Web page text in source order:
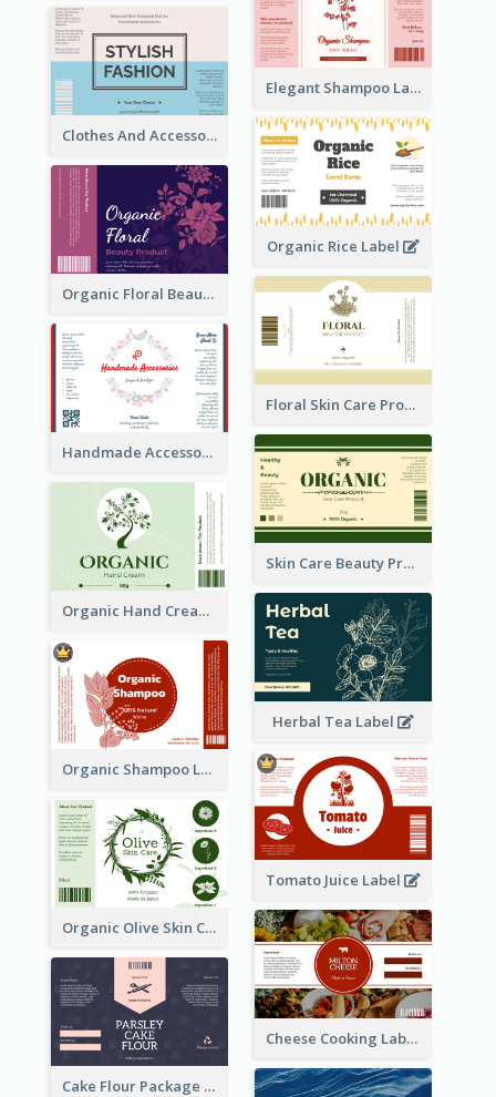
Elegant Shampoo Label
Clothes And Accessories Label
Organic Rice Label
Organic Floral Beauty Product Label
Floral Skin Care Product Label
Handmade Accessories Label
Skin Care Beauty Product Label
Organic Hand Cream Label
Herbal Tea Label
Organic Shampoo Label
Tomato Juice Label
Organic Olive Skin Care Label
Cheese Cooking Label
Cake Flour Package Label